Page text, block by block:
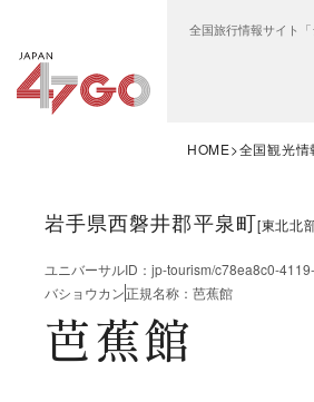
全国旅行情報サイト
HOME 全国観光情
岩手県西磐井郡平泉町[東北北
ユニバーサルID ： jp-tourism/c78ea8c0-
バショウカン正規名称 ： 芭蕉館
芭蕉館